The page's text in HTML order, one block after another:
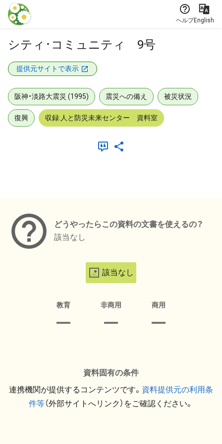
本文に飛ぶ
ヘルプEnglish
シティ･コミュニティ 9号
提供元サイトで表示
阪神・淡路大震災 (1995) 震災への備え 被災状況
復興 収録:人と防災未来センター 資料室
どうやったらこの資料の文書を使えるの？
該当なし
該当なし
教育 非商用 商用
資料固有の条件
連携機関が提供するコンテンツです。 資料提供元の利用条
件等（外部サイトへリンク）をご確認ください。